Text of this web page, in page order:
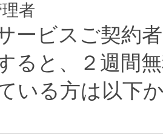
者
ービスご契約
ると、２週間
いる方は以下